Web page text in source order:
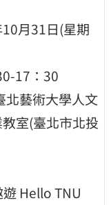
月31日(星期
17：30
北藝術大學人文
室(臺北市北投
Hello TNU